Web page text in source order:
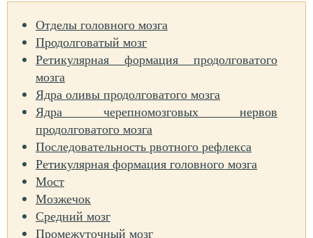
Отделы головного мозга
Продолговатый мозг
Ретикулярная формация продолговатого
мозга
Ядра оливы продолговатого мозга
Ядра черепномозговых нервов
продолговатого мозга
Последовательность рвотного рефлекса
Ретикулярная формация головного мозга
Мост
Мозжечок
Средний мозг
Промежуточный мозг